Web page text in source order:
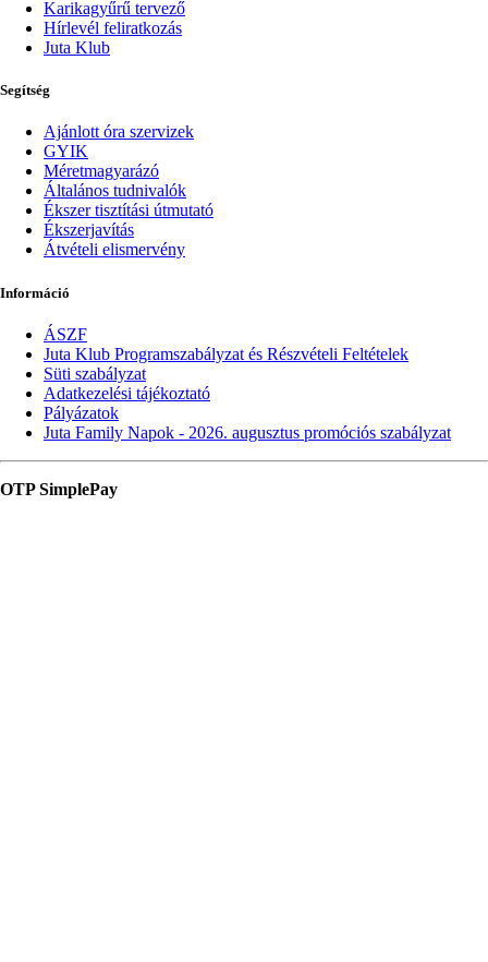
Karikagyűrű tervező
Hírlevél feliratkozás
Juta Klub
Segítség
Ajánlott óra szervizek
GYIK
Méretmagyarázó
Általános tudnivalók
Ékszer tisztítási útmutató
Ékszerjavítás
Átvételi elismervény
Információ
ÁSZF
Juta Klub Programszabályzat és Részvételi Feltételek
Süti szabályzat
Adatkezelési tájékoztató
Pályázatok
Juta Family Napok - 2026. augusztus promóciós szabályzat
OTP SimplePay